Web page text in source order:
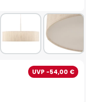
UVP -54,00 €